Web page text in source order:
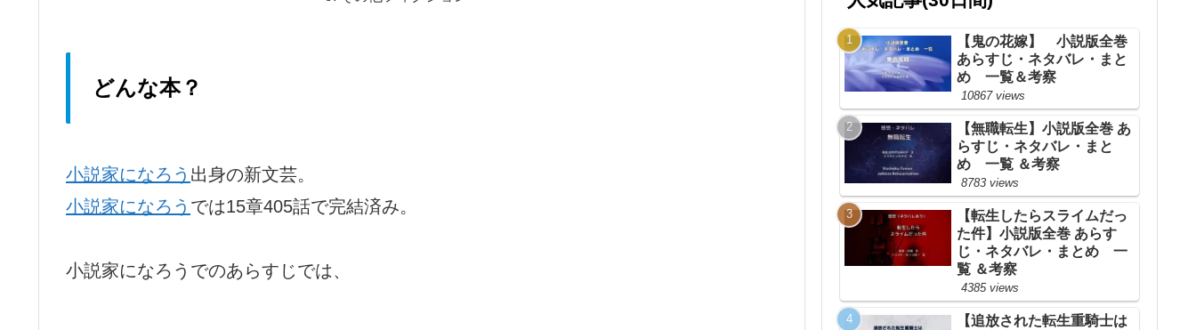
どんな本？
小説家になろう 出身の新文芸。
小説家になろう では15章405話で完結済み。
小説家になろうでのあらすじでは、
【鬼の花嫁】 小説版全巻
あらすじ・ネタバレ・まと
め 一覧＆考察
10867 views
【無職転生】小説版全巻 あ
らすじ・ネタバレ・まと
め 一覧 ＆考察
8783 views
【転生したらスライムだっ
た件】小説版全巻 あらす
じ・ネタバレ・まとめ 一
覧 ＆考察
4385 views
【追放された転生重騎士は